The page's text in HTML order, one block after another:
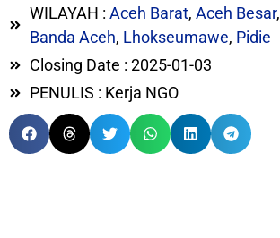
WILAYAH : Aceh Barat, Aceh Besar,
Banda Aceh, Lhokseumawe, Pidie
Closing Date : 2025-01-03
PENULIS : Kerja NGO